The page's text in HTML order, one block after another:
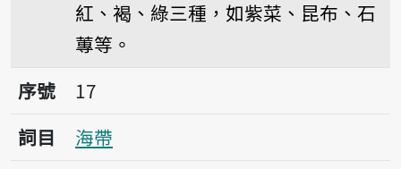
紅、褐、綠三種，如紫菜、昆布、石
蓴等。
序號17海帶
序號
17
詞目
海帶